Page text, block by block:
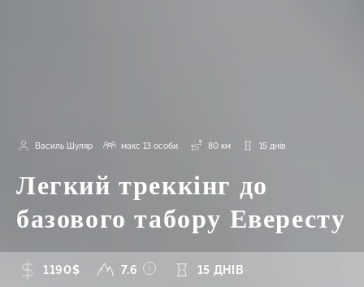
Василь Шуляр макс 13 особи. 80 км 15 днів
Легкий треккінг до
базового табору Евересту
1190$ 7.6 15 ДНІВ